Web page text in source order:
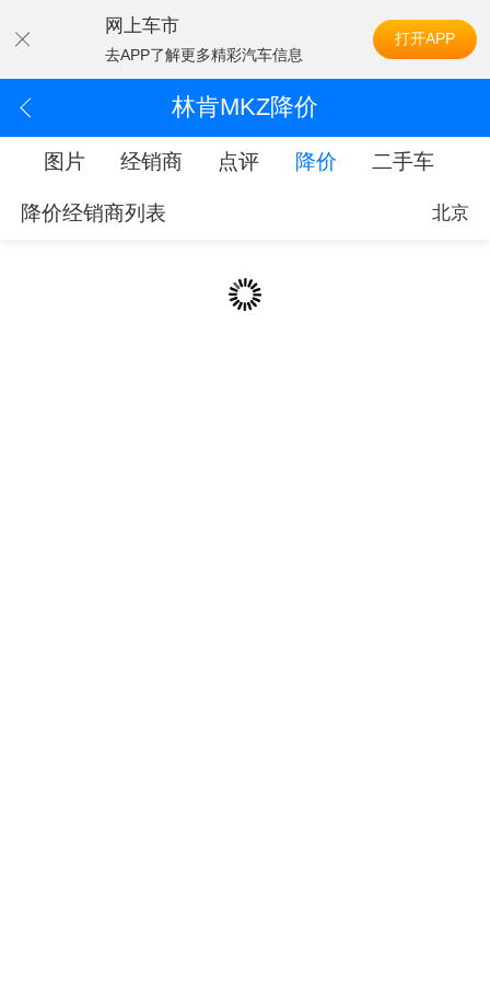
网上车市
去APP了解更多精彩汽车信息
打开APP
林肯MKZ降价
图片 经销商 点评 降价 二手车
降价经销商列表 北京